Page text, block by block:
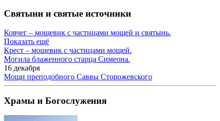
Святыни и святые источники
Ковчег – мощевик с частицами мощей и святынь.
Показать ещё
Крест – мощевик с частицами мощей.
Могила блаженного старца Симеона.
16 декабря
Мощи преподобного Саввы Сторожевского
Храмы и Богослужения